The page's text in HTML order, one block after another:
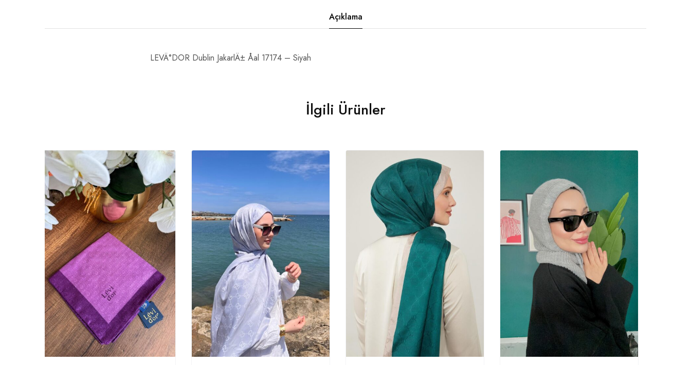
Açıklama
LEVÄ°DOR Dublin JakarlÄ± Åal 17174 – Siyah
İlgili Ürünler